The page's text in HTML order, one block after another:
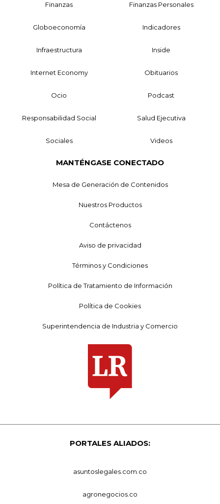
Finanzas Finanzas Personales
Globoeconomía Indicadores
Infraestructura Inside
Internet Economy Obituarios
Ocio Podcast
Responsabilidad Social Salud Ejecutiva
Sociales Videos
MANTÉNGASE CONECTADO
Mesa de Generación de Contenidos
Nuestros Productos
Contáctenos
Aviso de privacidad
Términos y Condiciones
Política de Tratamiento de Información
Política de Cookies
Superintendencia de Industria y Comercio
PORTALES ALIADOS:
asuntoslegales.com.co
agronegocios.co